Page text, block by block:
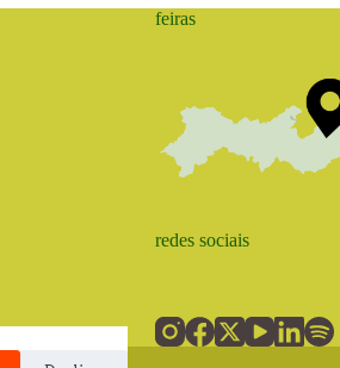
feiras
redes sociais